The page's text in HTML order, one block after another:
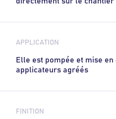
APPLICATION
Elle est pompée et mise
applicateurs agréés
FINITION